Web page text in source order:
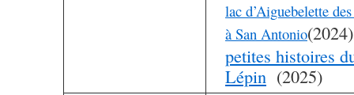
lac d’Aiguebelette
à San Antonio
petites histoires
Lépin (2025)